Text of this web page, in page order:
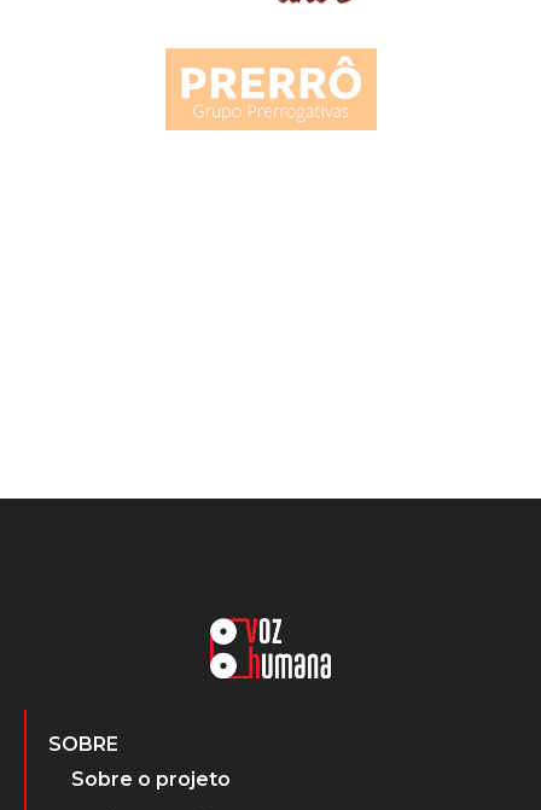
SOBRE
Sobre o projeto